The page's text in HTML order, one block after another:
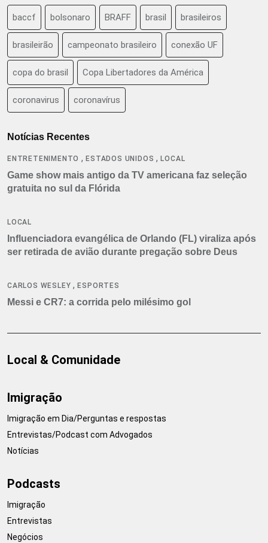
baccf bolsonaro BRAFF brasil brasileiros
brasileirão campeonato brasileiro conexão UF
copa do brasil Copa Libertadores da América
coronavirus coronavírus
Notícias Recentes
ENTRETENIMENTO ,ESTADOS UNIDOS ,LOCAL
Game show mais antigo da TV americana faz seleção
gratuita no sul da Flórida
LOCAL
Influenciadora evangélica de Orlando (FL) viraliza após
ser retirada de avião durante pregação sobre Deus
CARLOS WESLEY ,ESPORTES
Messi e CR7: a corrida pelo milésimo gol
Local & Comunidade
Imigração
Imigração em Dia/Perguntas e respostas
Entrevistas/Podcast com Advogados
Notícias
Podcasts
Imigração
Entrevistas
Negócios